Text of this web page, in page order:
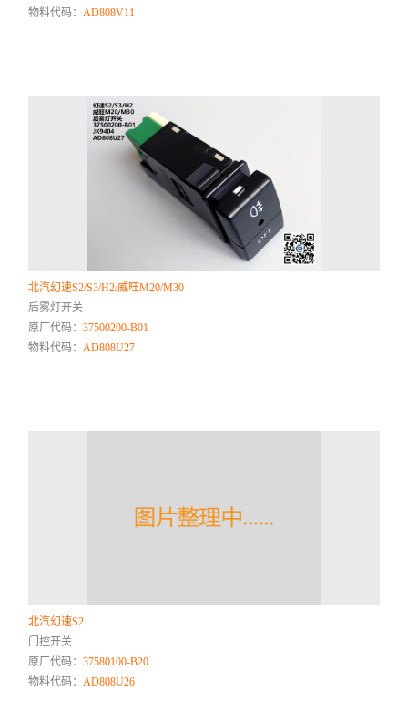
物料代码： AD808V11
北汽幻速S2/S3/H2/威旺M20/M30
后雾灯开关
原厂代码：37500200-B01
物料代码： AD808U27
北汽幻速S2
门控开关
原厂代码：37580100-B20
物料代码：AD808U26